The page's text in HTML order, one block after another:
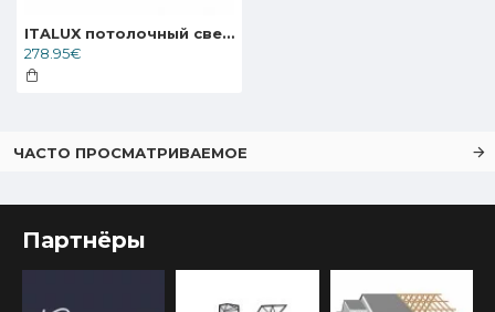
ITALUX потолочный светильник LED, 42W, 4000K, 2310lm, Chiara 3945-842RC-BK-4
278.95€
ЧАСТО ПРОСМАТРИВАЕМОЕ
Партнёры